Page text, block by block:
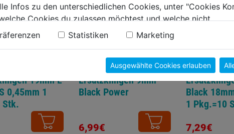
19mm L
0,45mm 1
Stk.
Ersatzklingen 9mm
Black Power
6,99€
Black
1 Pkg.=10
7,29€
Infos zu den unterschiedlichen Cookies, unter "Cookies
Cookies du zulassen möchtest und welche nicht.
du in unserer Datenschutzerklärung
Statistiken Marketing
Ausgewählte Cookies erlauben